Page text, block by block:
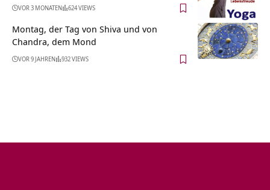
VOR 3 MONATEN 624 VIEWS
Montag, der Tag von Shiva und von
Chandra, dem Mond
VOR 9 JAHREN 932 VIEWS